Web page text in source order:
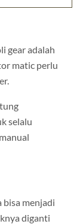
gear adalah
matic perlu
selalu
bisa menjadi
diganti